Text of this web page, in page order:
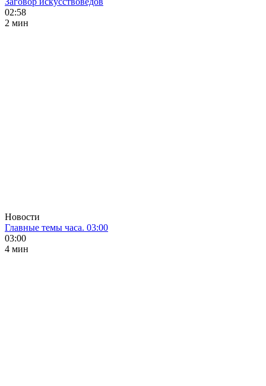
02:58
2 мин
Новости
Главные темы часа. 03:00
03:00
4 мин